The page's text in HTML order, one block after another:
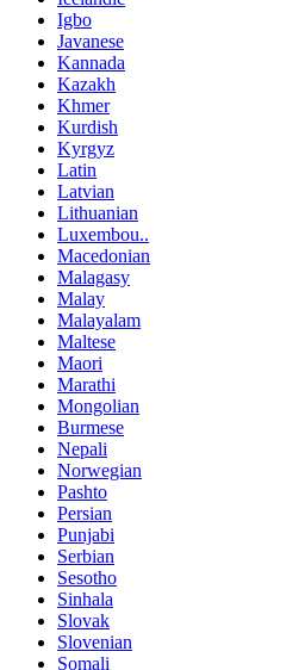
Igbo
Javanese
Kannada
Kazakh
Khmer
Kurdish
Kyrgyz
Latin
Latvian
Lithuanian
Luxembou..
Macedonian
Malagasy
Malay
Malayalam
Maltese
Maori
Marathi
Mongolian
Burmese
Nepali
Norwegian
Pashto
Persian
Punjabi
Serbian
Sesotho
Sinhala
Slovak
Slovenian
Somali